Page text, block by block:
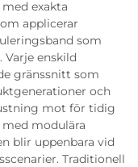
exakta
applicerar
som
enskild
gränssnitt som
och
mot för tidig
modulära
blir uppenbara vid
Traditionell